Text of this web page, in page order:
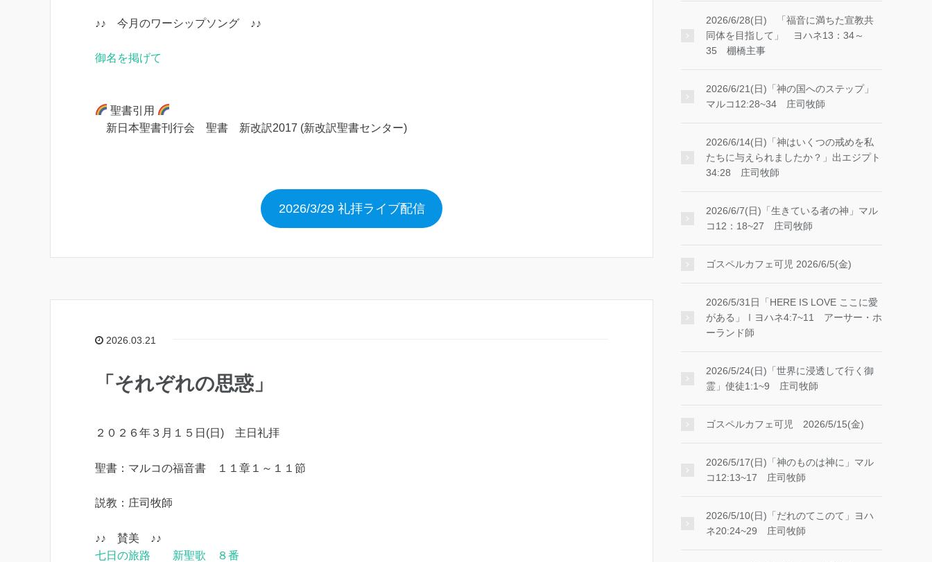
♪♪ 今月のワーシップソング ♪♪
御名を掲げて
聖書引用
新日本聖書刊行会 聖書 新改訳2017 (新改訳聖書センター)
2026/3/29 礼拝ライブ配信
2026.03.21
「それぞれの思惑」
２０２６年３月１５日(日) 主日礼拝
聖書：マルコの福音書 １１章１～１１節
説教：庄司牧師
♪♪ 賛美 ♪♪
七日の旅路 新聖歌 ８番
2026/6/28(日) 「福音に満ちた宣教共
同体を目指して」 ヨハネ13：34～
35 棚橋主事
2026/6/21(日)「神の国へのステップ」
マルコ12:28~34 庄司牧師
2026/6/14(日)「神はいくつの戒めを私
たちに与えられましたか？」出エジプト
34:28 庄司牧師
2026/6/7(日)「生きている者の神」マル
コ12：18~27 庄司牧師
ゴスペルカフェ可児 2026/6/5(金)
2026/5/31日「HERE IS LOVE ここに愛
がある」Ⅰヨハネ4:7~11 アーサー・ホ
ーランド師
2026/5/24(日)「世界に浸透して行く御
霊」使徒1:1~9 庄司牧師
ゴスペルカフェ可児 2026/5/15(金)
2026/5/17(日)「神のものは神に」マル
コ12:13~17 庄司牧師
2026/5/10(日)「だれのてこのて」ヨハ
ネ20:24~29 庄司牧師